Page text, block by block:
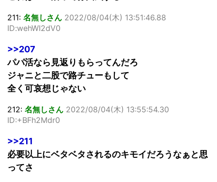
211: 名無しさん 2022/08/04(木) 13:51:46.88
ID:wehWI2dV0
>>207
パパ活なら見返りもらってんだろ
ジャニと二股で路チューもして
全く可哀想じゃない
212: 名無しさん 2022/08/04(木) 13:55:54.30
ID:+BFh2Mdr0
>>211
必要以上にベタベタされるのキモイだろうなぁと思
ってさ